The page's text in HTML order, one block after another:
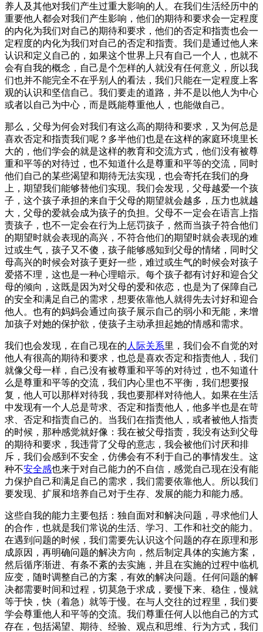
养人及其他对我们产生过重大影响的人。在我们生活经历中的
重要他人都会对我们产生影响，他们的期待和要求会一定程度
的内化为我们对自己的期待和要求，他们的否定和指责也会一
定程度的内化为我们对自己的否定和指责。我们是通过他人来
认识和定义自己的，如果这个世界上只有自己一个人，也就不
会有自我的概念，自己是个怎样的人就没有任何意义，所以我
们也并不能完全不在乎别人的看法，我们只能在一定程度上客
观的认识和坚信自己。我们要走的道路，并不是以他人为中心
或者以自己为中心，而是既能尊重他人，也能做自己。
那么，父母为何会对我们有这么高的期待和要求，又为何总是
喜欢否定和指责我们呢？多半他们也是在这样的家庭环境里长
大的，他们学会的就是这样的教育和交流方式，他们没有被尊
重和平等的对待过，也不知道什么是尊重和平等的交流，同时
他们自己的某些渴望和期待无法实现，也会寄托在我们的身
上，期望我们能够替他们实现。我们会发现，父母越爱一个孩
子，这个孩子承担的来自于父母的期望就会越多，压力也就越
大，父母的爱就会成为孩子的负担。父母不一定会在语言上指
责孩子，也不一定会在行为上惩罚孩子，然而当孩子符合他们
的期望时就会表现的高兴，不符合他们的期望时就会表现的难
过或生气，孩子又不傻，孩子能够感知到父母的情绪，同时父
母高兴的时候会对孩子更好一些，难过或生气的时候会对孩子
爱搭不理，这也是一种心理暗示。每个孩子都有讨好和迎合父
母的倾向，这既是因为对父母的爱和依恋，也是为了保障自己
的安全和满足自己的需求，想要依靠他人就得先去讨好和迎合
他人。也有的妈妈会通过向孩子展示自己的弱小和无能，来增
加孩子对她的保护欲，使孩子主动承担起她的情感和需求。
我们也会发现，在自己现在的 人际关系里，我们会不自觉的对
他人有很高的期待和要求，也总是喜欢否定和指责他人，我们
就像父母一样，自己没有被尊重和平等的对待过，也不知道什
么是尊重和平等的交流，我们内心里也不平衡，我们想要报
复，他人可以那样对待我，我也要那样对待他人。如果在生活
中发现有一个人总是苛求、否定和指责他人，他多半也是在苛
求、否定和指责自己的。当我们在指责他人，或者被他人指责
的时候，那种感觉就好像：我在被父母指责，我没有达到父母
的期待和要求，我违背了父母的意志，我会被他们讨厌和排
斥，我们会感到不安全，仿佛会有不利于自己的事情发生。这
种不安全感也来于对自己能力的不自信，感觉自己现在没有能
力保护自己和满足自己的需求，我们需要依靠他人。所以我们
要发现、扩展和培养自己对于生存、发展的能力和能力感。
这些自我的能力主要包括：独自面对和解决问题，寻求他们人
的合作，也就是我们常说的生活、学习、工作和社交的能力。
在遇到问题的时候，我们需要先认识这个问题的存在原理和形
成原因，再明确问题的解决方向，然后制定具体的实施方案，
然后循序渐进、有条不紊的去实施，并且在实施的过程中临机
应变，随时调整自己的方案，有效的解决问题。任何问题的解
决都需要时间和过程，切莫急于求成，要慢下来、稳住，慢就
等于快，快（着急）就等于慢。在与人交往的过程里，我们要
学会尊重他人和平等的交流。我们尊重任何人以他自己的方式
存在，包括渴望、期待、经验、观点和思维、行为方式，我们